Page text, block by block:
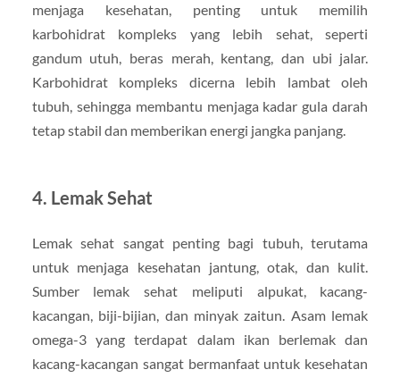
menjaga kesehatan, penting untuk memilih
karbohidrat kompleks yang lebih sehat, seperti
gandum utuh, beras merah, kentang, dan ubi jalar.
Karbohidrat kompleks dicerna lebih lambat oleh
tubuh, sehingga membantu menjaga kadar gula darah
tetap stabil dan memberikan energi jangka panjang.
4. Lemak Sehat
Lemak sehat sangat penting bagi tubuh, terutama
untuk menjaga kesehatan jantung, otak, dan kulit.
Sumber lemak sehat meliputi alpukat, kacang-
kacangan, biji-bijian, dan minyak zaitun. Asam lemak
omega-3 yang terdapat dalam ikan berlemak dan
kacang-kacangan sangat bermanfaat untuk kesehatan